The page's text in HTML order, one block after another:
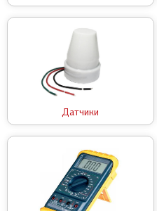
Датчики